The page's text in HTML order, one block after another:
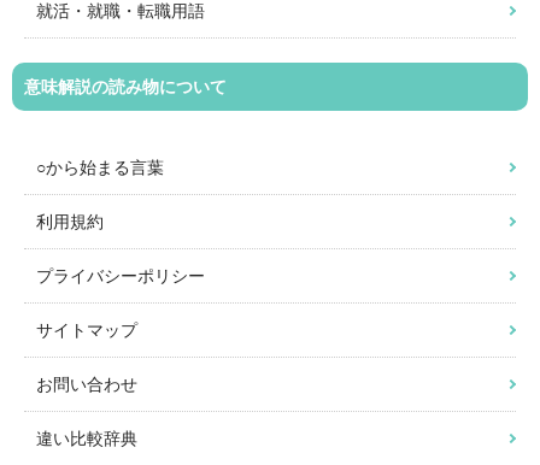
就活・就職・転職用語
意味解説の読み物について
○から始まる言葉
利用規約
プライバシーポリシー
サイトマップ
お問い合わせ
違い比較辞典